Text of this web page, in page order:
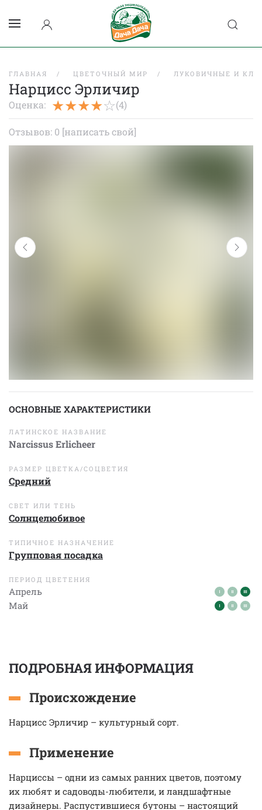
ГЛАВНАЯ ЦВЕТОЧНЫЙ МИР ЛУКОВИЧНЫЕ И
Нарцисс Эрличир
Оценка: (4)
Отзывов: 0 [написать свой]
ОСНОВНЫЕ ХАРАКТЕРИСТИКИ
ЛАТИНСКОЕ НАЗВАНИЕ
Narcissus Erlicheer
РАЗМЕР ЦВЕТКА/СОЦВЕТИЯ
Средний
СВЕТ ИЛИ ТЕНЬ
Солнцелюбивое
ТИПИЧНОЕ НАЗНАЧЕНИЕ
Групповая посадка
ПЕРИОД ЦВЕТЕНИЯ
Апрель
Май
ПОДРОБНАЯ ИНФОРМАЦИЯ
Происхождение
Нарцисс Эрличир – культурный сорт.
Применение
Нарциссы – одни из самых ранних цветов, поэтому
их любят и садоводы-любители, и ландшафтные
дизайнеры. Распустившиеся бутоны – настоящий